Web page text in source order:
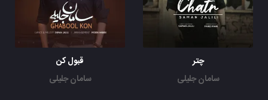
چتر
سامان جلیلی
قبول کن
سامان جلیلی